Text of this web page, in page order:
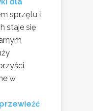
sprzętu i
staje się
w